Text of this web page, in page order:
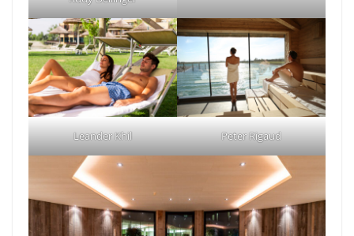
Leander Khil Peter Rigaud